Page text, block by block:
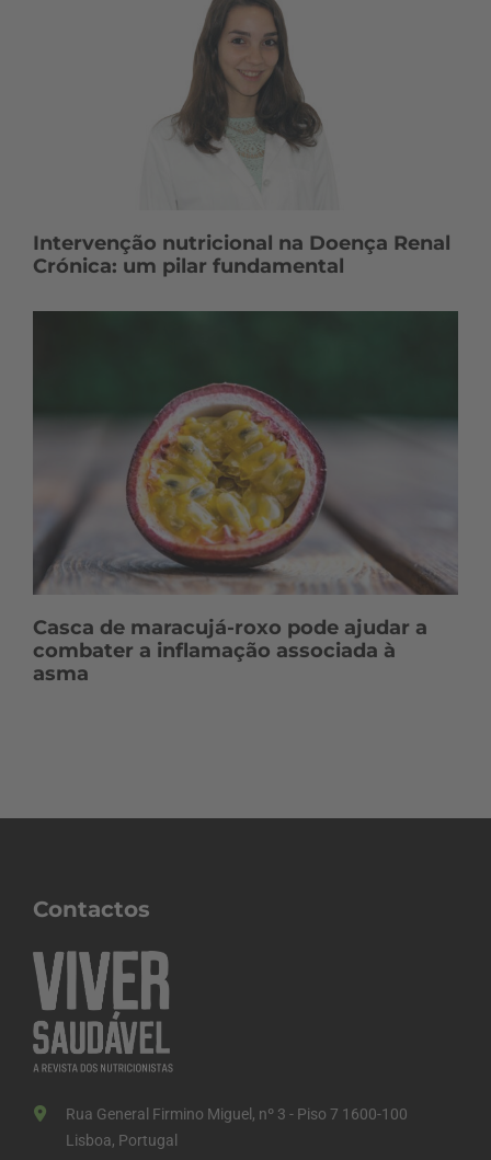
Intervenção nutricional na Doença Renal
Crónica: um pilar fundamental
Casca de maracujá-roxo pode ajudar a
combater a inflamação associada à
asma
Contactos
Rua General Firmino Miguel, nº 3 - Piso 7 1600-100
Lisboa, Portugal